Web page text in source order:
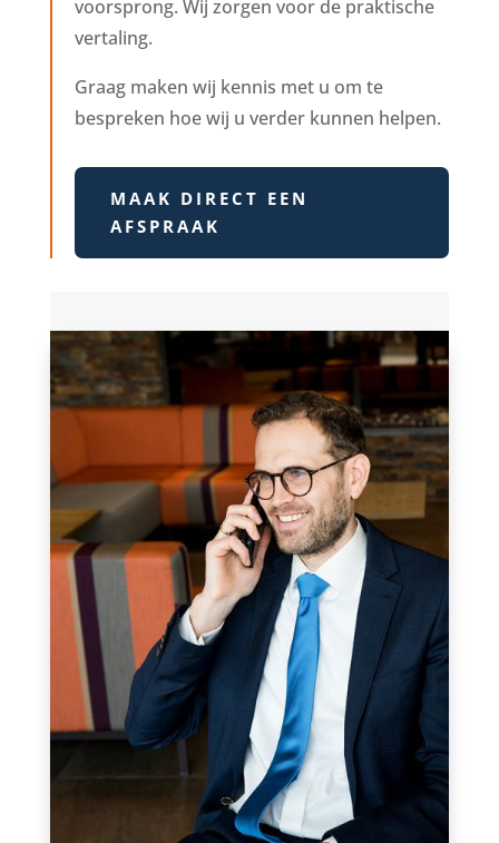
voorsprong. Wij zorgen voor de praktische
vertaling.
Graag maken wij kennis met u om te
bespreken hoe wij u verder kunnen helpen.
MAAK DIRECT EEN
AFSPRAAK